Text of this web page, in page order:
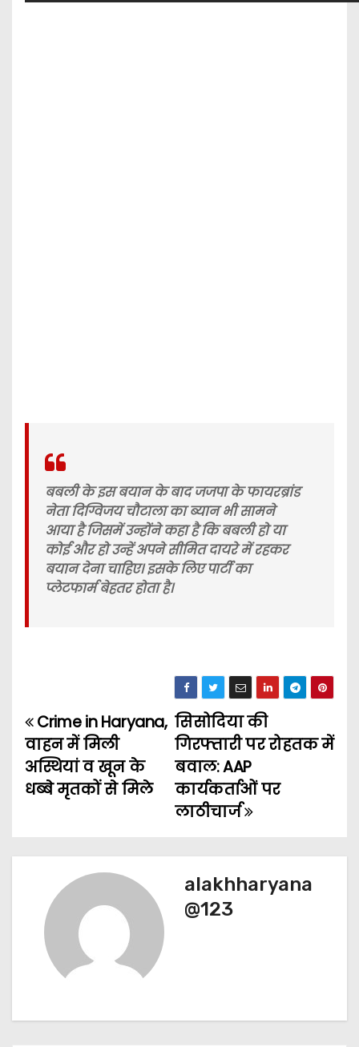
बबली के इस बयान के बाद जजपा के फायरब्रांड
नेता दिग्विजय चौटाला का ब्यान भी सामने
आया है जिसमें उन्होंने कहा है कि बबली हो या
कोई और हो उन्हें अपने सीमित दायरे में रहकर
बयान देना चाहिए। इसके लिए पार्टी का
प्लेटफार्म बेहतर होता है।
P
o
s
n
a
सिसोदिया की
गिरफ्तारी पर रोहतक में
बवाल: AAP
कार्यकर्ताओं पर
लाठीचार्ज
Crime in Haryana,
वाहन में मिली
अस्थियां व खून के
धब्बे मृतकों से मिले
alakhharyana
@123